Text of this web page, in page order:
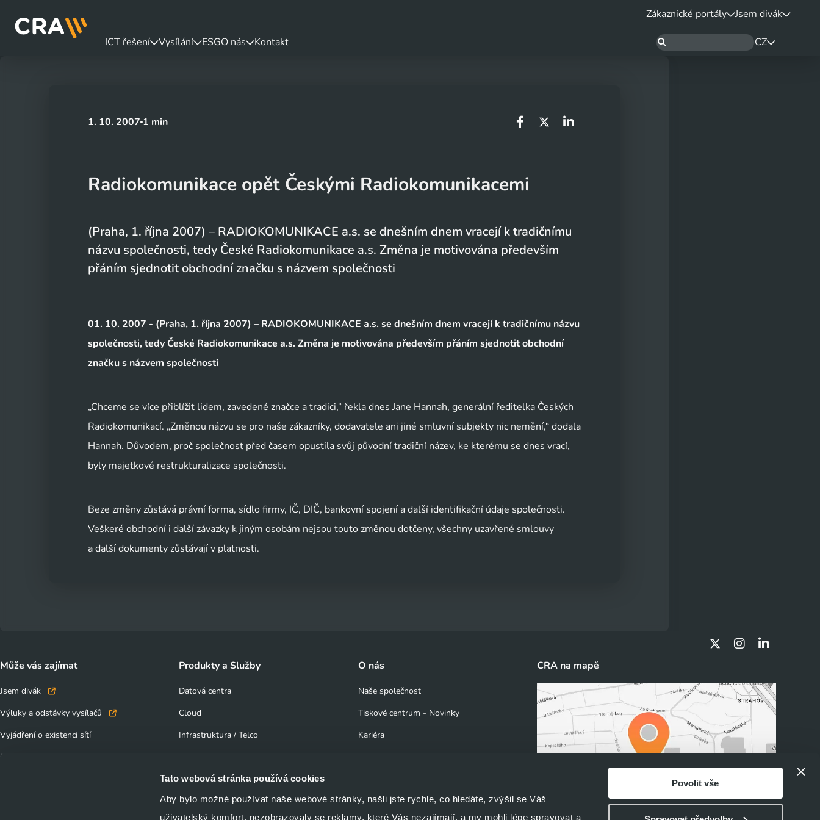
Tato webová stránka používá cookies
Aby bylo možné používat naše webové stránky, našli jste rychle, co hledáte, zvýšil se Váš
uživatelský komfort, nezobrazovaly se reklamy, které Vás nezajímají, a my mohli lépe spravovat a
Povolit vše
1. 10. 2007 1 min
Radiokomunikace opět Českými Radiokomunikacemi
(Praha, 1. října 2007) – RADIOKOMUNIKACE a.s. se dnešním dnem vracejí k tradičnímu
názvu společnosti, tedy České Radiokomunikace a.s. Změna je motivována především
přáním sjednotit obchodní značku s názvem společnosti
01. 10. 2007 - (Praha, 1. října 2007) – RADIOKOMUNIKACE a.s. se dnešním dnem vracejí k tradičnímu názvu
společnosti, tedy České Radiokomunikace a.s. Změna je motivována především přáním sjednotit obchodní
značku s názvem společnosti
„Chceme se více přiblížit lidem, zavedené značce a tradici,“ řekla dnes Jane Hannah, generální ředitelka Českých
Radiokomunikací. „Změnou názvu se pro naše zákazníky, dodavatele ani jiné smluvní subjekty nic nemění,“ dodala
Hannah. Důvodem, proč společnost před časem opustila svůj původní tradiční název, ke kterému se dnes vrací,
byly majetkové restrukturalizace společnosti.
Beze změny zůstává právní forma, sídlo firmy, IČ, DIČ, bankovní spojení a další identifikační údaje společnosti.
Veškeré obchodní i další závazky k jiným osobám nejsou touto změnou dotčeny, všechny uzavřené smlouvy
a další dokumenty zůstávají v platnosti.
Zákaznické portály Jsem divák
ICT řešení Vysílání ESGO nás Kontakt CZ
Může vás zajímat
Jsem divák
Výluky a odstávky vysílačů
Vyjádření o existenci sítí
Obchodní kontakty
Produkty a Služby
Datová centra
Cloud
Infrastruktura / Telco
IoT - Internet věcí
Nelineární služby (streaming, OTT)
O nás
Naše společnost
Tiskové centrum - Novinky
Kariéra
GDPR
CRA na mapě